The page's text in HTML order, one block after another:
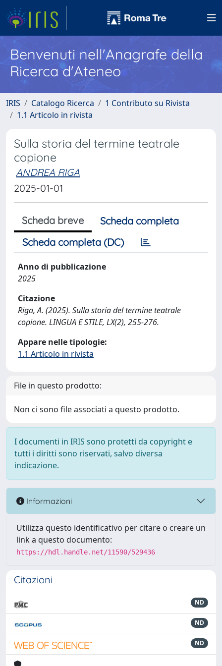
Benvenuti nell'Anagrafe della
Ricerca d'Ateneo
IRIS Catalogo Ricerca
1 Contributo su Rivista
1.1 Articolo in rivista
Sulla storia del termine teatrale
copione
ANDREA RIGA
2025-01-01
Scheda breve
Scheda completa
Scheda completa (DC)
Anno di pubblicazione
2025
Citazione
Riga, A. (2025). Sulla storia del termine teatrale
copione. LINGUA E STILE, LX(2), 255-276.
Appare nelle tipologie:
1.1 Articolo in rivista
File in questo prodotto:
Non ci sono file associati a questo prodotto.
I documenti in IRIS sono protetti da copyright e
tutti i diritti sono riservati, salvo diversa
indicazione.
Informazioni
Utilizza questo identificativo per citare o creare un
link a questo documento:
https://hdl.handle.net/11590/529436
Citazioni
ND
ND
ND